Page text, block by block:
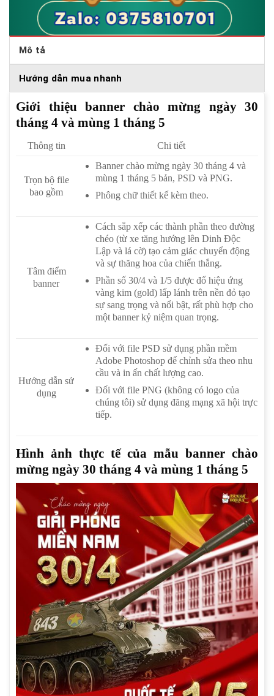
Mô tả
Hướng dẫn mua nhanh
Giới thiệu banner chào mừng ngày 30
tháng 4 và mùng 1 tháng 5
Thông tin Chi tiết
Trọn bộ file
bao gồm
Banner chào mừng ngày 30 tháng 4 và
mùng 1 tháng 5 bản, PSD và PNG.
Phông chữ thiết kế kèm theo.
Tâm điểm
banner
Cách sắp xếp các thành phần theo đường
chéo (từ xe tăng hướng lên Dinh Độc
Lập và lá cờ) tạo cảm giác chuyển động
và sự thăng hoa của chiến thắng.
Phần số 30/4 và 1/5 được đổ hiệu ứng
vàng kim (gold) lấp lánh trên nền đỏ tạo
sự sang trọng và nổi bật, rất phù hợp cho
một banner kỷ niệm quan trọng.
Hướng dẫn sử
dụng
Đối với file PSD sử dụng phần mềm
Adobe Photoshop để chỉnh sửa theo nhu
cầu và in ấn chất lượng cao.
Đối với file PNG (không có logo của
chúng tôi) sử dụng đăng mạng xã hội trực
tiếp.
Hình ảnh thực tế của mẫu banner chào
mừng ngày 30 tháng 4 và mùng 1 tháng 5